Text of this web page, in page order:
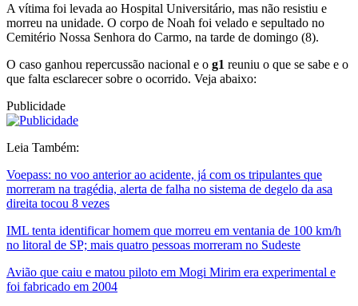
A vítima foi levada ao Hospital Universitário, mas não resistiu e
morreu na unidade. O corpo de Noah foi velado e sepultado no
Cemitério Nossa Senhora do Carmo, na tarde de domingo (8).
O caso ganhou repercussão nacional e o g1 reuniu o que se sabe e o
que falta esclarecer sobre o ocorrido. Veja abaixo:
Publicidade
Leia Também:
Voepass: no voo anterior ao acidente, já com os tripulantes que
morreram na tragédia, alerta de falha no sistema de degelo da asa
direita tocou 8 vezes
IML tenta identificar homem que morreu em ventania de 100 km/h
no litoral de SP; mais quatro pessoas morreram no Sudeste
Avião que caiu e matou piloto em Mogi Mirim era experimental e
foi fabricado em 2004